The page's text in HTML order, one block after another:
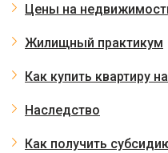
Цены на
Жилищный практикум
Как купить квартиру
Наследство
Как получить